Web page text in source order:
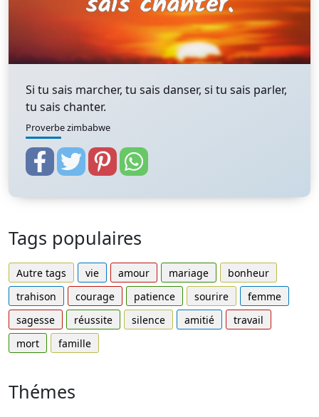
Si tu sais marcher, tu sais danser, si tu sais parler,
tu sais chanter.
Proverbe zimbabwe
Tags populaires
Autre tags vie amour mariage
bonheur
trahison
courage patience sourire
femme
sagesse
réussite silence amitié
travail
mort
famille
Thémes